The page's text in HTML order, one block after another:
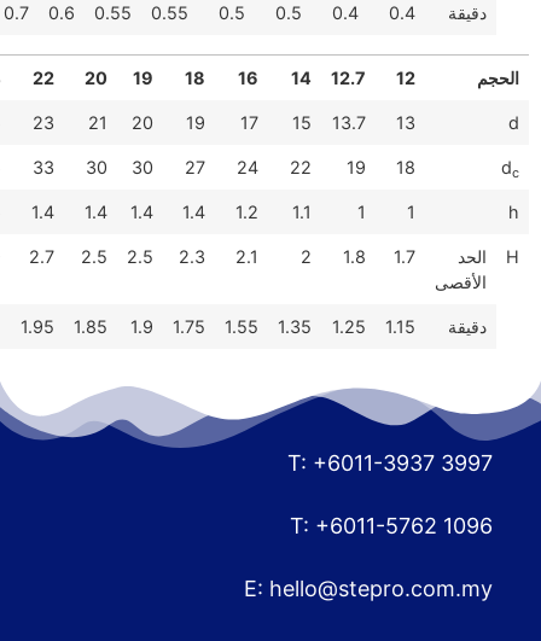
0.5
0.55
0.55
0.6
0.7
0.65
0.8
0.9
1.1
1.05
16
19
20
22
24
25.4
27
30
36
17
20
21
23
25.6
27
28.6
31.6
38
24
30
30
33
36
38
39
45
54
1.2
1.4
1.4
1.4
1.6
1.8
1.8
1.8
2.5
2.1
2.3
2.5
2.5
2.7
2.9
3.1
3.1
3.6
4.2
1.75
1.9
1.85
1.95
2.15
2.35
2.35
2.6
3.2